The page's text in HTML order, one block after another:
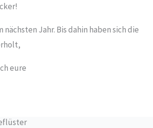
nächsten Jahr. Bis dahin haben sich die
eure